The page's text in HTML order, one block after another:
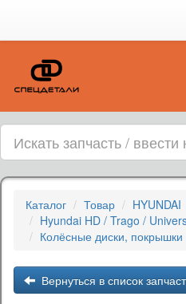
Каталог Товар
HYUNDAI
Hyundai HD / Trago /
Колёсные диски, покрышки
Вернуться в список